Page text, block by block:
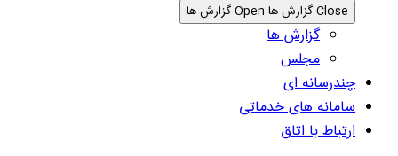
Close گزارش ها Open گزارش ها
گزارش ها
مجلس
چندرسانه ای
سامانه های خدماتی
ارتباط با اتاق